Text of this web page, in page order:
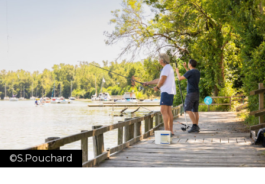
©S.Pouchard